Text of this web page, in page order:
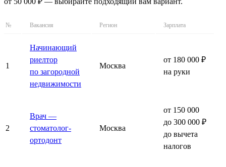
№ Вакансия Регион Зарплата
1
Начинающий
риелтор
по загородной
недвижимости
Москва
от 180 000 ₽
на руки
2
Врач —
стоматолог-
ортодонт
Москва
от 150 000
до 300 000 ₽
до вычета
налогов